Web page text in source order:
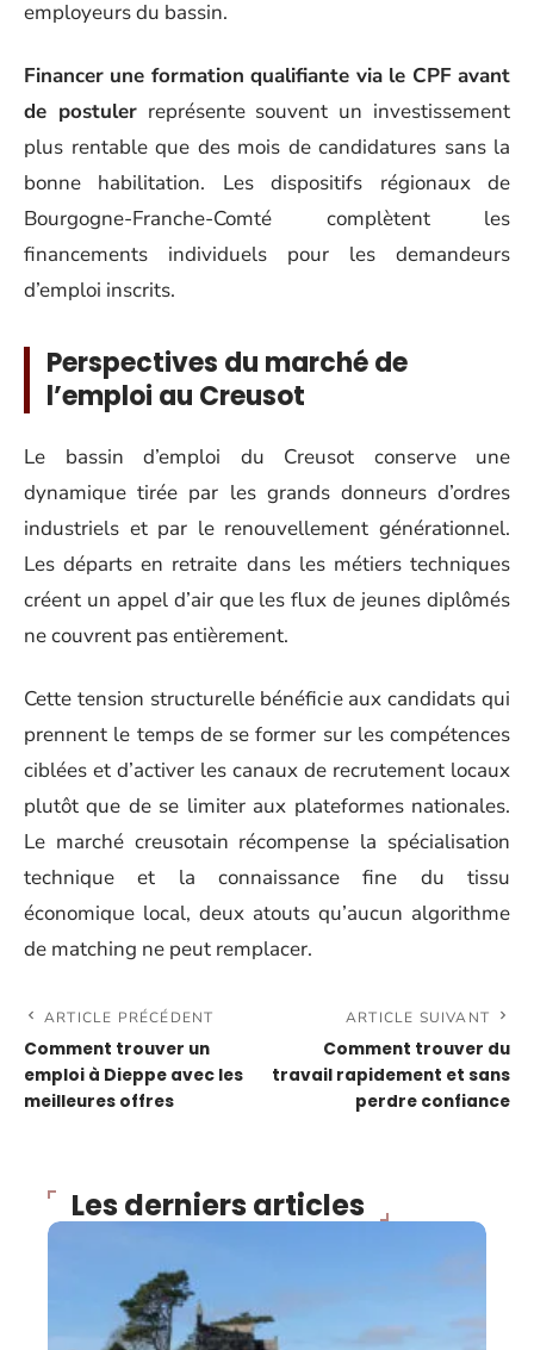
employeurs du bassin.
Financer une formation qualifiante via le CPF avant
de postulerreprésente souvent un investissement
plus rentable que des mois de candidatures sans la
bonne habilitation. Les dispositifs régionaux de
Bourgogne-Franche-Comté complètent les
financements individuels pour les demandeurs
d’emploi inscrits.
Perspectives du marché de
l’emploi au Creusot
Le bassin d’emploi du Creusot conserve une
dynamique tirée par les grands donneurs d’ordres
industriels et par le renouvellement générationnel.
Les départs en retraite dans les métiers techniques
créent un appel d’air que les flux de jeunes diplômés
ne couvrent pas entièrement.
Cette tension structurelle bénéficie aux candidats qui
prennent le temps de se former sur les compétences
ciblées et d’activer les canaux de recrutement locaux
plutôt que de se limiter aux plateformes nationales.
Le marché creusotain récompense la spécialisation
technique et la connaissance fine du tissu
économique local, deux atouts qu’aucun algorithme
de matching ne peut remplacer.
ARTICLE PRÉCÉDENT
Comment trouver un
emploi à Dieppe avec les
meilleures offres
ARTICLE SUIVANT
Comment trouver du
travail rapidement et sans
perdre confiance
Les derniers articles